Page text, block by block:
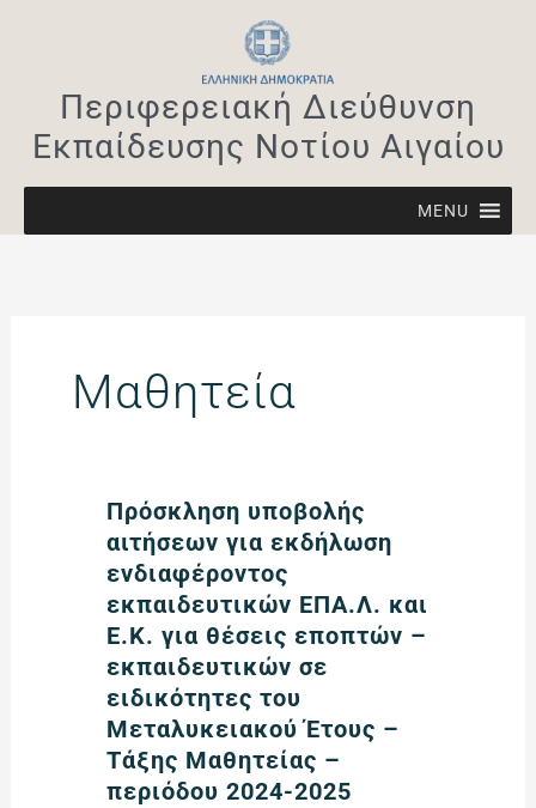
Περιφερειακή Διεύθυνση
Εκπαίδευσης Νοτίου Αιγαίου
MENU
Μαθητεία
Πρόσκληση υποβολής
αιτήσεων για εκδήλωση
ενδιαφέροντος
εκπαιδευτικών ΕΠΑ.Λ. και
Ε.Κ. για θέσεις εποπτών –
εκπαιδευτικών σε
ειδικότητες του
Μεταλυκειακού Έτους –
Τάξης Μαθητείας –
περιόδου 2024-2025
Πρόσκληση
υποβολής
αιτήσεων
για
εκδήλωση
ενδιαφέροντος
εκπαιδευτικών
ΕΠΑ.Λ.
και
Ε.Κ.